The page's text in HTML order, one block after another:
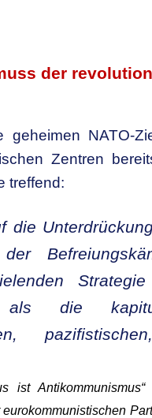
der
geheimen NATO-
Zentren
treffend:
die
der
die
ist